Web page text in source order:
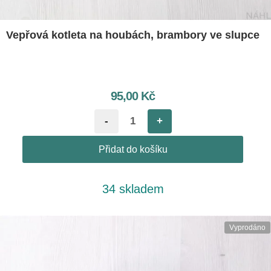
Vepřová kotleta na houbách, brambory ve slupce
95,00 Kč
- +
Přidat do košíku
34 skladem
Vyprodáno